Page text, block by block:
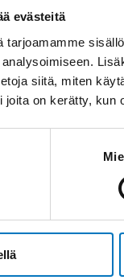
evästeitä
tarjoamamme
siitä, miten
joita on kerätty, kun